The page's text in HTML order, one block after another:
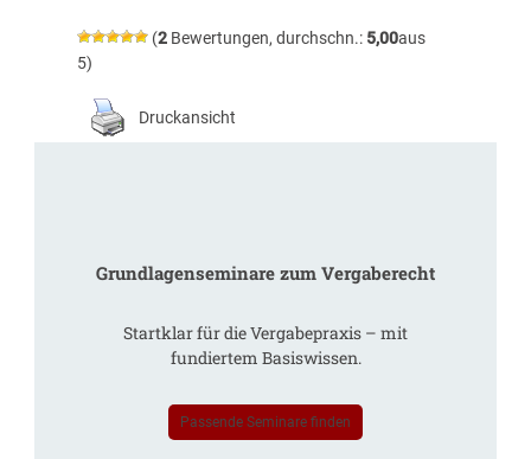
(2Bewertungen, durchschn.: 5,00aus
5)
Druckansicht
Grundlagenseminare zum Vergaberecht
Startklar für die Vergabepraxis – mit
fundiertem Basiswissen.
Passende Seminare finden